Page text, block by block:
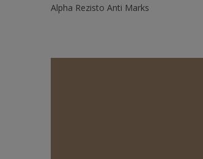
Alpha Rezisto Anti Marks